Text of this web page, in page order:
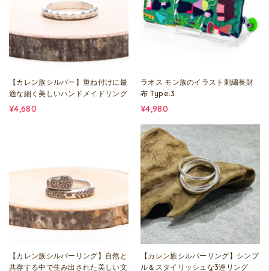
【カレン族シルバー】重ね付けに最
適な細く美しいハンドメイドリング
¥4,680
ラオス モン族のイラスト刺繍長財
布 Type.3
¥4,980
【カレン族シルバーリング】自然と
共存する中で生み出された美しい文
【カレン族シルバーリング】シンプ
ル＆スタイリッシュな3連リング